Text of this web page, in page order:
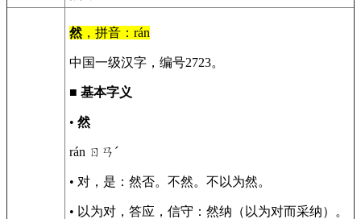
然，拼音：rán
中国一级汉字，编号2723。
■ 基本字义
• 然
rán ㄖㄢˊ
• 对，是：然否。不然。不以为然。
• 以为对，答应，信守：然纳（以为对而采纳）。